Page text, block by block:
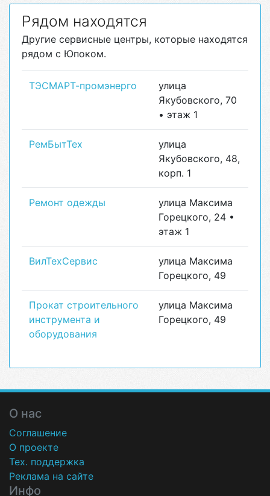
Рядом находятся
Другие сервисные центры, которые находятся
рядом с Юпоком.
ТЭСМАРТ-промэнерго
улица
Якубовского, 70
• этаж 1
РемБытТех
улица
Якубовского, 48,
корп. 1
Ремонт одежды
улица Максима
Горецкого, 24 •
этаж 1
ВилТехСервис
улица Максима
Горецкого, 49
Прокат строительного
инструмента и
оборудования
улица Максима
Горецкого, 49
О нас
Соглашение
О проекте
Тех. поддержка
Реклама на сайте
Инфо